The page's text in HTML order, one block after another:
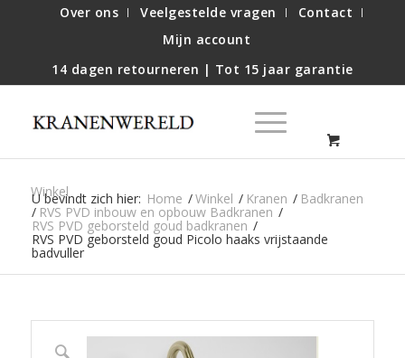
Over ons Veelgestelde vragen
Contact
Mijn account
14 dagen retourneren | Tot 15 jaar garantie
Winkel
U bevindt zich hier: Home /Winkel / Kranen / Badkranen
/ RVS PVD inbouw en opbouw Badkranen /
RVS PVD geborsteld goud badkranen /
RVS PVD geborsteld goud Picolo haaks vrijstaande
badvuller